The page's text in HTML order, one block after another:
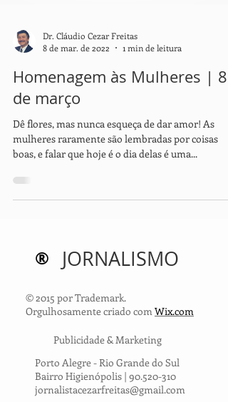
8 de mar. de 2022
Homenagem às Mulheres | 8
de março
Dê flores, mas nunca esqueça de dar amor! As
® JORNALISMO
Orgulhosamente criado comWix.com
Publicidade & Marketing